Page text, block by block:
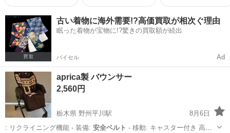
古い着物に海外需要!?高価買取が相次ぐ理由
眠った着物が宝物に!?驚きの買取額が続出
バイセル Ad
aprica製 バウンサー
2,560円
栃木県 野州平川駅
8月6日
: リクライニング機能 - 装備: 安全ベルト - 移動: キャスター付き 高